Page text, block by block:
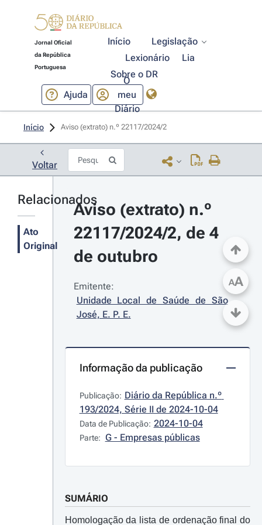
Jornal Oficial
da República
Portuguesa
Início
Legislação
Lexionário
Lia
Sobre o DR
Ajuda
O
meu
Diário
Início Aviso (extrato) n.º 22117/2024/2
Voltar
Relacionados
Ato
Original
Aviso (extrato) n.º
22117/2024/2, de 4
de outubro
Emitente:
Unidade Local de Saúde de São
José, E. P. E.
Informação da publicação
Publicação: Diário da República n.º
193/2024, Série II de 2024-10-04
Data de Publicação: 2024-10-04
Parte: G - Empresas públicas
SUMÁRIO
Homologação da lista de ordenação final do
AA